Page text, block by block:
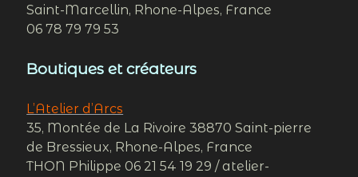
Saint-Marcellin, Rhone-Alpes, France
06 78 79 79 53
Boutiques et créateurs
L’Atelier d’Arcs
35, Montée de La Rivoire 38870 Saint-pierre
de Bressieux, Rhone-Alpes, France
THON Philippe 06 21 54 19 29 / atelier-